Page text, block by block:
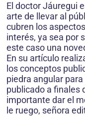
El doctor Jáuregui
arte de llevar al
cubren los
interés, ya sea por
este caso una
En su artículo
los conceptos
piedra angular
publicado a finales
importante dar el
le ruego, señora